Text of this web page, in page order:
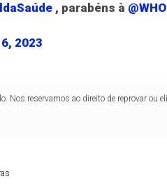
, parabéns à @WHO
2023
Nos reservamos ao direito de reprovar ou